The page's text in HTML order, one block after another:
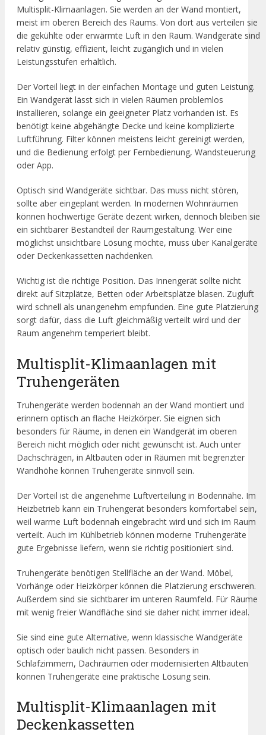
Multisplit-Klimaanlagen. Sie werden an der Wand montiert,
meist im oberen Bereich des Raums. Von dort aus verteilen sie
die gekühlte oder erwärmte Luft in den Raum. Wandgeräte sind
relativ günstig, effizient, leicht zugänglich und in vielen
Leistungsstufen erhältlich.
Der Vorteil liegt in der einfachen Montage und guten Leistung.
Ein Wandgerät lässt sich in vielen Räumen problemlos
installieren, solange ein geeigneter Platz vorhanden ist. Es
benötigt keine abgehängte Decke und keine komplizierte
Luftführung. Filter können meistens leicht gereinigt werden,
und die Bedienung erfolgt per Fernbedienung, Wandsteuerung
oder App.
Optisch sind Wandgeräte sichtbar. Das muss nicht stören,
sollte aber eingeplant werden. In modernen Wohnräumen
können hochwertige Geräte dezent wirken, dennoch bleiben sie
ein sichtbarer Bestandteil der Raumgestaltung. Wer eine
möglichst unsichtbare Lösung möchte, muss über Kanalgeräte
oder Deckenkassetten nachdenken.
Wichtig ist die richtige Position. Das Innengerät sollte nicht
direkt auf Sitzplätze, Betten oder Arbeitsplätze blasen. Zugluft
wird schnell als unangenehm empfunden. Eine gute Platzierung
sorgt dafür, dass die Luft gleichmäßig verteilt wird und der
Raum angenehm temperiert bleibt.
Multisplit-Klimaanlagen mit
Truhengeräten
Truhengeräte werden bodennah an der Wand montiert und
erinnern optisch an flache Heizkörper. Sie eignen sich
besonders für Räume, in denen ein Wandgerät im oberen
Bereich nicht möglich oder nicht gewünscht ist. Auch unter
Dachschrägen, in Altbauten oder in Räumen mit begrenzter
Wandhöhe können Truhengeräte sinnvoll sein.
Der Vorteil ist die angenehme Luftverteilung in Bodennähe. Im
Heizbetrieb kann ein Truhengerät besonders komfortabel sein,
weil warme Luft bodennah eingebracht wird und sich im Raum
verteilt. Auch im Kühlbetrieb können moderne Truhengeräte
gute Ergebnisse liefern, wenn sie richtig positioniert sind.
Truhengeräte benötigen Stellfläche an der Wand. Möbel,
Vorhänge oder Heizkörper können die Platzierung erschweren.
Außerdem sind sie sichtbarer im unteren Raumfeld. Für Räume
mit wenig freier Wandfläche sind sie daher nicht immer ideal.
Sie sind eine gute Alternative, wenn klassische Wandgeräte
optisch oder baulich nicht passen. Besonders in
Schlafzimmern, Dachräumen oder modernisierten Altbauten
können Truhengeräte eine praktische Lösung sein.
Multisplit-Klimaanlagen mit
Deckenkassetten